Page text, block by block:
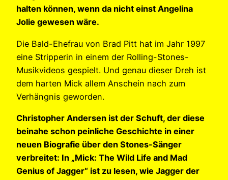
halten können, wenn da nicht einst Angelina
Jolie gewesen wäre.
Die Bald-Ehefrau von Brad Pitt hat im Jahr 1997
eine Stripperin in einem der Rolling-Stones-
Musikvideos gespielt. Und genau dieser Dreh ist
dem harten Mick allem Anschein nach zum
Verhängnis geworden.
Christopher Andersen ist der Schuft, der diese
beinahe schon peinliche Geschichte in einer
neuen Biografie über den Stones-Sänger
verbreitet: In „Mick: The Wild Life and Mad
Genius of Jagger“ ist zu lesen, wie Jagger der